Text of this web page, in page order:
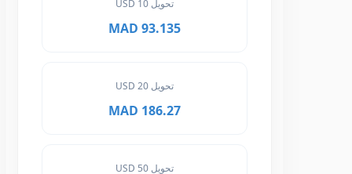
93.135 MAD
186.27 MAD